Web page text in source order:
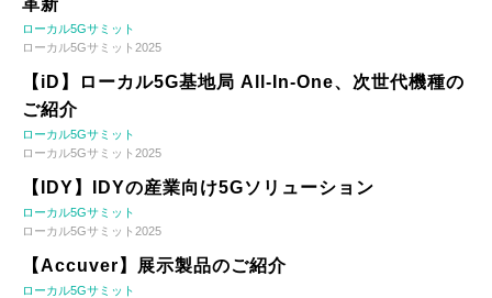
ローカル5Gサミット
ローカル5Gサミット2025
【iD】ローカル5G基地局 All-In-One、次世代機種の
ご紹介
ローカル5Gサミット
ローカル5Gサミット2025
【IDY】IDYの産業向け5Gソリューション
ローカル5Gサミット
ローカル5Gサミット2025
【Accuver】展示製品のご紹介
ローカル5Gサミット